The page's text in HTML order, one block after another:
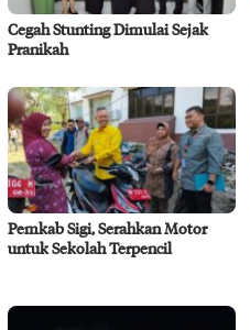
Cegah Stunting Dimulai Sejak
Pranikah
Pemkab Sigi, Serahkan Motor
untuk Sekolah Terpencil